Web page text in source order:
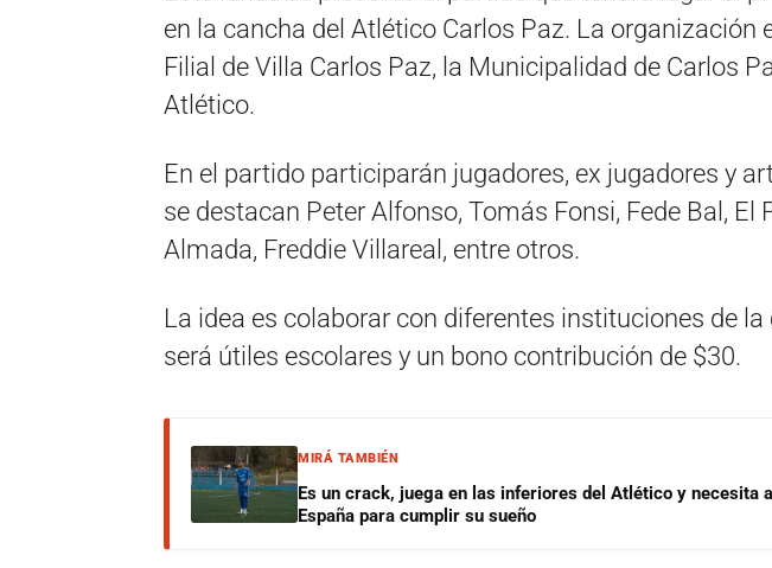
en la cancha del Atlético Carlos Paz. La organización
Filial de Villa Carlos Paz, la Municipalidad de Carlos
Atlético.
En el partido participarán jugadores, ex jugadores y
se destacan Peter Alfonso, Tomás Fonsi, Fede Bal, El
Almada, Freddie Villareal, entre otros.
La idea es colaborar con diferentes instituciones de
será útiles escolares y un bono contribución de $30.
MIRÁ TAMBIÉN
Es un crack, juega en las inferiores del Atlético y necesita
España para cumplir su sueño